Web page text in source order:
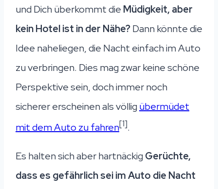
und Dich überkommt die Müdigkeit, aber
kein Hotel ist in der Nähe?Dann könnte die
Idee naheliegen, die Nacht einfach im Auto
zu verbringen. Dies mag zwar keine schöne
Perspektive sein, doch immer noch
sicherer erscheinen als völligübermüdet
mit dem Auto zu fahren[1].
Es halten sich aber hartnäckigGerüchte,
dass es gefährlich sei im Auto die Nacht